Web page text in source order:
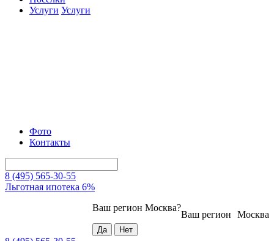
Услуги Услуги
Фото
Контакты
8 (495) 565-30-55
Льготная ипотека 6%
Москва
Ваш регион
Ваш регион Москва?